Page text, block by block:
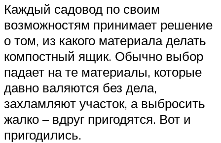
Каждый садовод по своим
возможностям принимает решение
о том, из какого материала делать
компостный ящик. Обычно выбор
падает на те материалы, которые
давно валяются без дела,
захламляют участок, а выбросить
жалко – вдруг пригодятся. Вот и
пригодились.